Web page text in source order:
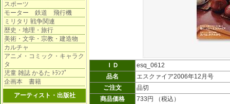
スポーツ
モーター 鉄道 飛行機
ミリタリ 戦争関連
歴史・地理・旅行
美術・文学・宗教・建造物
カルチャ
アニメ・コミック・キャラク
タ
児童 雑誌 かるた ﾄﾗﾝﾌﾟ
企画本 書籍
アーティスト・出版社
ＩＤ
esq_0612
品名
エスクァイア2006年12月号
ご注文
品切
商品価格
733円 （税込）